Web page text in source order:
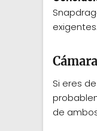
exigentes.
Cámara
Si eres
de